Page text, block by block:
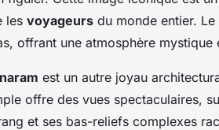
les voyageurs du monde entier.
offrant une atmosphère mystique
est un autre joyau
offre des vues spectaculaires,
et ses bas-reliefs complexes